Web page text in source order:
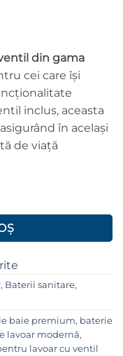
din gama
cei care își
inclus, aceasta
în același
de viață
Ferro Ciriculus Gold
, Baterii sanitare,
baie premium, baterie
lavoar modernă,
lavoar cu ventil